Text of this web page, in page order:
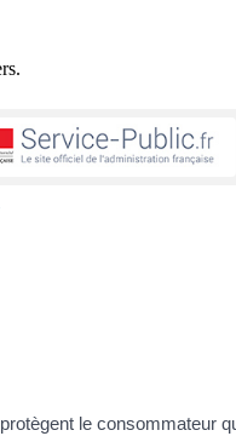
le consommateur